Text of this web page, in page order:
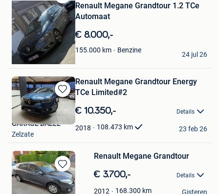
Bewaren
in
Mijn
Favorieten
Renault Megane Grandtour 1.2 TCe
Automaat
€ 8.000,-
155.000 km Benzine
Sara
Deurne
24 jul 26
Bewaren
in
Mijn
Favorieten
Renault Megane Grandtour Energy
TCe Limited#2
€ 10.350,- Details
2018 108.473 km
GARAGE BAELE
Zelzate
23 feb 26
Bewaren
in
Mijn
Renault Megane Grandtour
€ 3.700,- Details
2012 168.300 km
Stich
Gisteren